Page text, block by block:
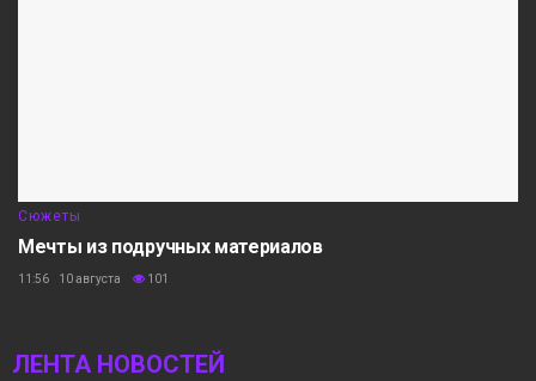
Сюжеты
Мечты из подручных материалов
11:56 10 августа 101
ЛЕНТА НОВОСТЕЙ